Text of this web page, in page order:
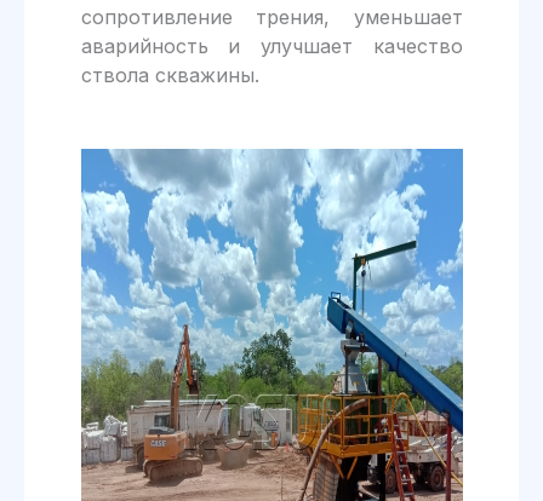
сопротивление трения, уменьшает
аварийность и улучшает качество
ствола скважины.